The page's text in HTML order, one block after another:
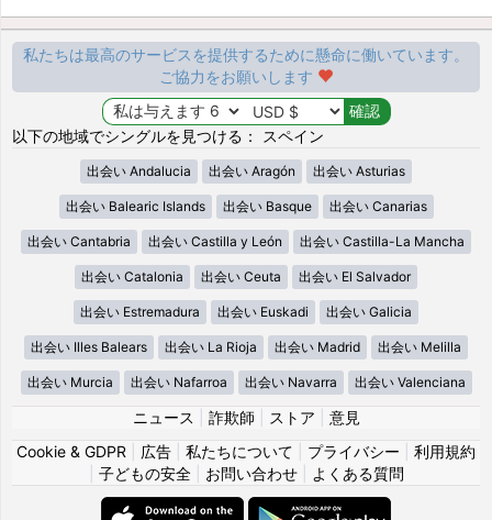
私たちは最高のサービスを提供するために懸命に働いています。
ご協力をお願いします
以下の地域でシングルを見つける： スペイン
出会い Andalucia 出会い Aragón 出会い Asturias
出会い Balearic Islands 出会い Basque 出会い Canarias
出会い Cantabria 出会い Castilla y León 出会い Castilla-La Mancha
出会い Catalonia 出会い Ceuta 出会い El Salvador
出会い Estremadura 出会い Euskadi 出会い Galicia
出会い Illes Balears 出会い La Rioja 出会い Madrid 出会い Melilla
出会い Murcia 出会い Nafarroa 出会い Navarra 出会い Valenciana
ニュース 詐欺師 ストア
意見
Cookie & GDPR
広告 私たちについて プライバシー
利用規約
子どもの安全| お問い合わせ| よくある質問